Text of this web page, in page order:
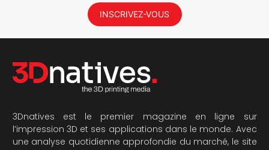
INSCRIVEZ-VOUS
3Dnatives est le premier magazine en ligne sur
l’impression 3D et ses applications dans le monde. Avec
une analyse quotidienne approfondie du marché, le site